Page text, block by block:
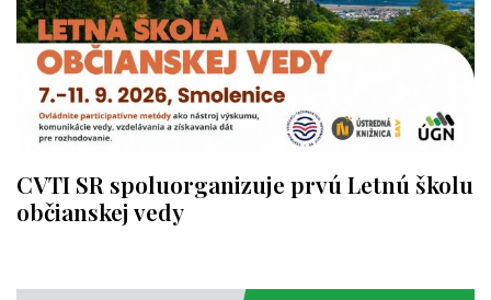
CVTI SR spoluorganizuje prvú Letnú školu
občianskej vedy